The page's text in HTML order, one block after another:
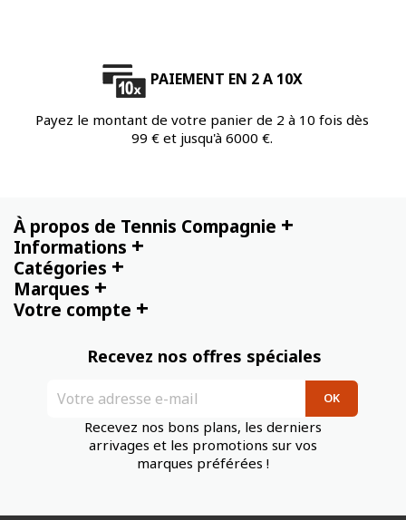
PAIEMENT EN 2 A 10X
Payez le montant de votre panier de 2 à 10 fois dès
99 € et jusqu'à 6000 €.
À propos de Tennis Compagnie +
Informations +
Catégories +
Marques +
Votre compte +
Recevez nos offres spéciales
Recevez nos bons plans, les derniers
arrivages et les promotions sur vos
marques préférées !